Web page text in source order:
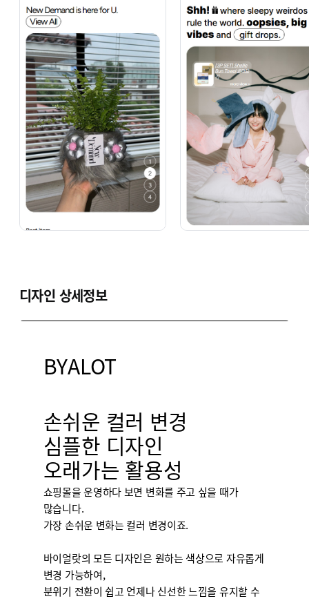
디자인 상세정보
BYALOT
손쉬운 컬러 변경
심플한 디자인
오래가는 활용성
쇼핑몰을 운영하다 보면 변화를 주고 싶을 때가
많습니다.
가장 손쉬운 변화는 컬러 변경이죠.
바이얼랏의 모든 디자인은 원하는 색상으로 자유롭게
변경 가능하여,
분위기 전환이 쉽고 언제나 신선한 느낌을 유지할 수